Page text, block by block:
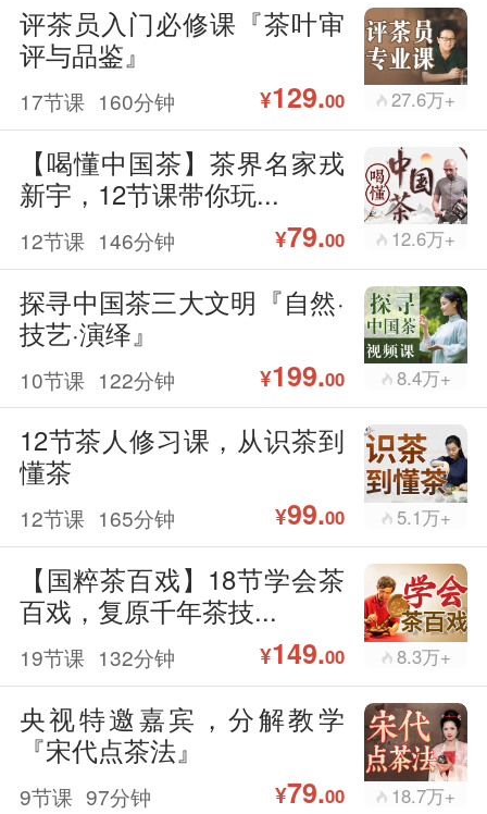
评茶员入门必修课『茶叶审
评与品鉴』
17节课 160分钟 ¥129.00 27.6万+
【喝懂中国茶】茶界名家戎
新宇，12节课带你玩...
12节课 146分钟 ¥79.00 12.6万+
探寻中国茶三大文明『自然·
技艺·演绎』
10节课 122分钟 ¥199.00 8.4万+
12节茶人修习课，从识茶到
懂茶
12节课 165分钟 ¥99.00 5.1万+
【国粹茶百戏】18节学会茶
百戏，复原千年茶技...
19节课 132分钟 ¥149.00 8.3万+
央视特邀嘉宾，分解教学
『宋代点茶法』
9节课 97分钟 ¥79.00 18.7万+